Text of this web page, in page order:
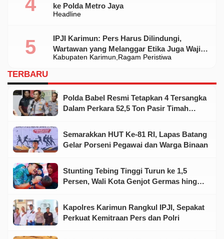
Headline
ke Polda Metro Jaya
Kabupaten Karimun Ragam Peristiwa
IPJI Karimun: Pers Harus Dilindungi,
Wartawan yang Melanggar Etika Juga Wajib
Dikoreksi
TERBARU
Polda Babel Resmi Tetapkan 4 Tersangka
Dalam Perkara 52,5 Ton Pasir Timah
Semarakkan HUT Ke-81 RI, Lapas Batang
Gelar Porseni Pegawai dan Warga Binaan
Stunting Tebing Tinggi Turun ke 1,5
Persen, Wali Kota Genjot Germas hingga
Kapolres Karimun Rangkul IPJI, Sepakat
Perkuat Kemitraan Pers dan Polri